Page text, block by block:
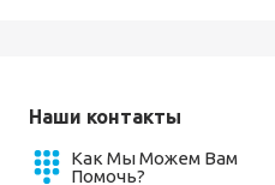
Наши контакты
Как Мы Можем Вам
Помочь?